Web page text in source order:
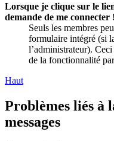
Lorsque je clique sur le
demande de me connecter
Seuls les membres
formulaire intégré (si
l’administrateur).
de la fonctionnalité
Haut
Problèmes liés à
messages